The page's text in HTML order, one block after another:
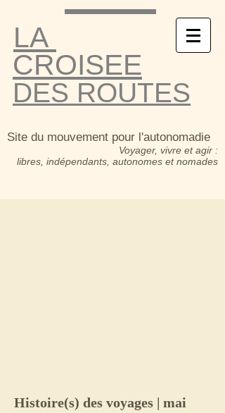
LA
CROISEE
DES ROUTES
Site du mouvement pour l'autonomadie
Voyager, vivre et agir :
libres, indépendants, autonomes et nomades
Histoire(s) des voyages | mai